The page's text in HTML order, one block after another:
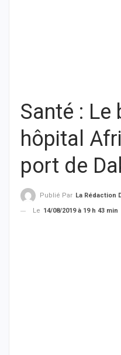
Santé : Le
hôpital
port de
Publié Par La Rédaction De
Le 14/08/2019 à 19 h 43 min